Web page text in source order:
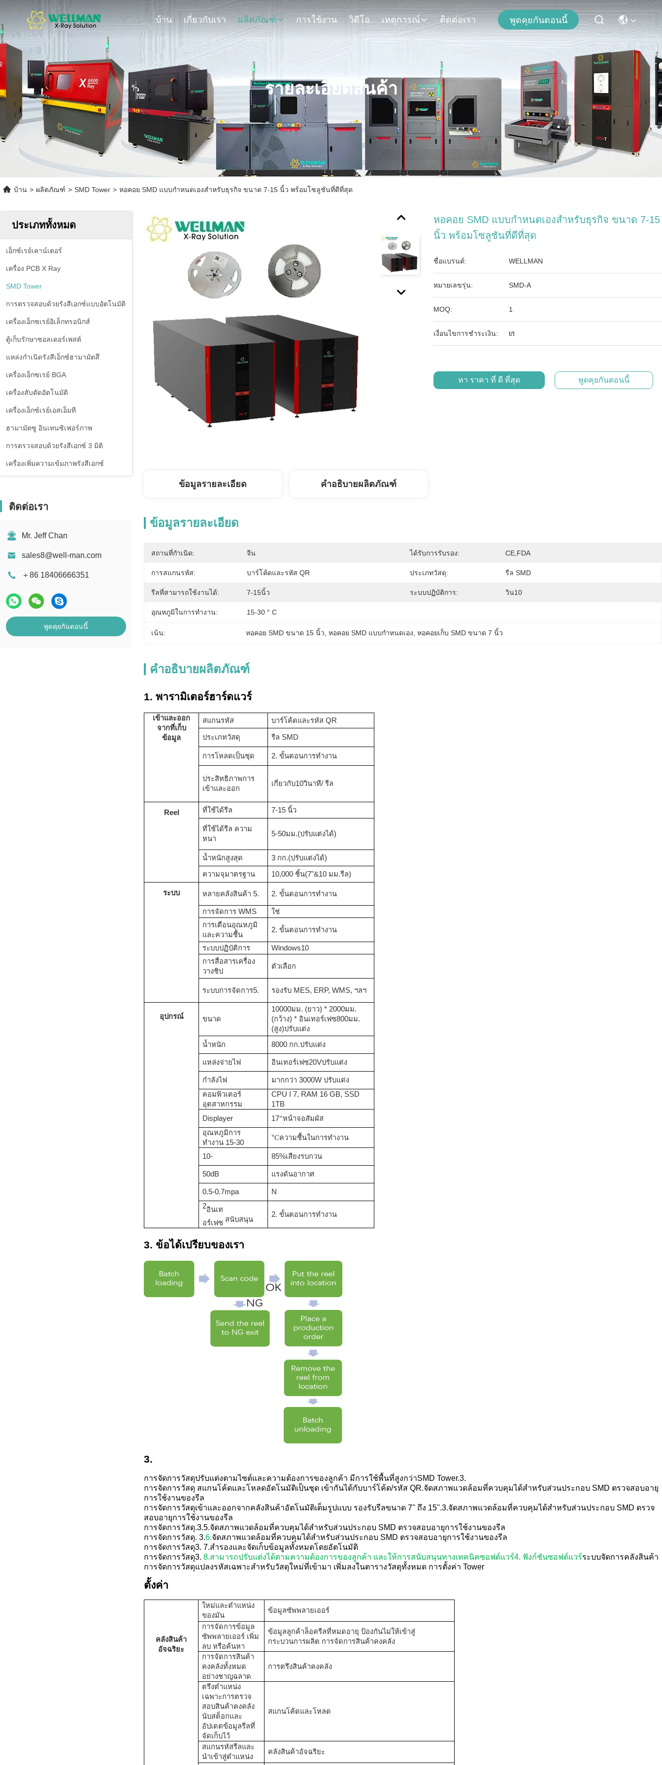
บ้าน เกี่ยวกับเรา ผลิตภัณฑ์ การใช้งาน วิดีโอ เหตุการณ์ ติดต่อเรา พูดคุยกันตอนนี้
รายละเอียดสินค้า
บ้าน > ผลิตภัณฑ์ > SMD Tower > หอคอย SMD แบบกำหนดเองสำหรับธุรกิจ ขนาด 7-15 นิ้ว พร้อมโซลูชันที่ดีที่สุด
ประเภททั้งหมด
เอ็กซ์เรย์เคาน์เตอร์
เครื่อง PCB X Ray
SMD Tower
การตรวจสอบด้วยรังสีเอกซ์แบบอัตโนมัติ
เครื่องเอ็กซเรย์อิเล็กทรอนิกส์
ตู้เก็บรักษาซอลเดอร์เพสต์
แหล่งกำเนิดรังสีเอ็กซ์ฮามามัตสึ
เครื่องเอ็กซเรย์ BGA
เครื่องสับตัดอัตโนมัติ
เครื่องเอ็กซ์เรย์เอสเอ็มที
ฮามามัตซู อินเทนซิเฟอร์ภาพ
การตรวจสอบด้วยรังสีเอกซ์ 3 มิติ
เครื่องเพิ่มความเข้มภาพรังสีเอกซ์
ติดต่อเรา
Mr. Jeff Chan
sales8@well-man.com
＋86 18406666351
พูดคุยกันตอนนี้
หอคอย SMD แบบกำหนดเองสำหรับธุรกิจ ขนาด 7-15
นิ้ว พร้อมโซลูชันที่ดีที่สุด
ชื่อแบรนด์: WELLMAN
หมายเลขรุ่น: SMD-A
MOQ: 1
เงื่อนไขการชำระเงิน: t/t
หา ราคา ที่ ดี ที่สุด พูดคุยกันตอนนี้
ข้อมูลรายละเอียด คำอธิบายผลิตภัณฑ์
ข้อมูลรายละเอียด
สถานที่กำเนิด: จีน ได้รับการรับรอง: CE,FDA
การสแกนรหัส: บาร์โค้ดและรหัส QR ประเภทวัสดุ: รีล SMD
รีลที่สามารถใช้งานได้: 7-15นิ้ว ระบบปฏิบัติการ: วิน10
อุณหภูมิในการทำงาน: 15-30 ° C
เน้น: หอคอย SMD ขนาด 15 นิ้ว หอคอย SMD แบบกำหนดเอง หอคอยเก็บ SMD ขนาด 7 นิ้ว
คำอธิบายผลิตภัณฑ์
1. พารามิเตอร์ฮาร์ดแวร์
เข้าและออก
จากที่เก็บ
ข้อมูล
สแกนรหัส บาร์โค้ดและรหัส QR
ประเภทวัสดุ รีล SMD
การโหลดเป็นชุด 2. ขั้นตอนการทำงาน
ประสิทธิภาพการ
เข้าและออก
เกี่ยวกับ10วินาที/รีล
Reel ที่ใช้ได้รีล 7-15 นิ้ว
ที่ใช้ได้รีล ความ
หนา
5-50มม.(ปรับแต่งได้)
น้ำหนักสูงสุด 3 กก.(ปรับแต่งได้)
ความจุมาตรฐาน 10,000 ชิ้น(7"&10 มม.รีล)
ระบบ หลายคลังสินค้า 5. 2. ขั้นตอนการทำงาน
การจัดการ WMS
ใช่
การเตือนอุณหภูมิ
และความชื้น
2. ขั้นตอนการทำงาน
ระบบปฏิบัติการ Windows10
การสื่อสารเครื่อง
วางชิป
ตัวเลือก
ระบบการจัดการ5. รองรับ MES, ERP,WMS, ฯลฯ
อุปกรณ์ ขนาด
10000มม. (ยาว) * 2000มม.
(กว้าง) * อินเทอร์เฟซ800มม.
(สูง)ปรับแต่ง
น้ำหนัก
8000 กก.ปรับแต่ง
แหล่งจ่ายไฟ อินเทอร์เฟซ20Vปรับแต่ง
กำลังไฟ
มากกว่า 3000W ปรับแต่ง
คอมพิวเตอร์
อุตสาหกรรม
CPU I 7, RAM 16 GB, SSD
1TB
Displayer 17”หน้าจอสัมผัส
อุณหภูมิการ
ทำงาน 15-30
°Cความชื้นในการทำงาน
10- 85%เสียงรบกวน
50dB แรงดันอากาศ
0.5-0.7mpa
N
2อินเท
อร์เฟซ สนับสนุน
2. ขั้นตอนการทำงาน
3. ข้อได้เปรียบของเรา
3.
การจัดการวัสดุปรับแต่งตามไซต์และความต้องการของลูกค้า มีการใช้พื้นที่สูงกว่าSMD Tower.3.
การจัดการวัสดุ สแกนโค้ดและโหลดอัตโนมัติเป็นชุด เข้ากันได้กับบาร์โค้ด/รหัส QR.จัดสภาพแวดล้อมที่ควบคุมได้สำหรับส่วนประกอบ SMD ตรวจสอบอายุ
การใช้งานของรีล
การจัดการวัสดุเข้าและออกจากคลังสินค้าอัตโนมัติเต็มรูปแบบ รองรับรีลขนาด 7'' ถึง 15''.3.จัดสภาพแวดล้อมที่ควบคุมได้สำหรับส่วนประกอบ SMD ตรวจ
สอบอายุการใช้งานของรีล
การจัดการวัสดุ.3.5.จัดสภาพแวดล้อมที่ควบคุมได้สำหรับส่วนประกอบ SMD ตรวจสอบอายุการใช้งานของรีล
การจัดการวัสดุ. 3.6.จัดสภาพแวดล้อมที่ควบคุมได้สำหรับส่วนประกอบ SMD ตรวจสอบอายุการใช้งานของรีล
การจัดการวัสดุ3. 7.สำรองและจัดเก็บข้อมูลทั้งหมดโดยอัตโนมัติ
การจัดการวัสดุ3. 8.สามารถปรับแต่งได้ตามความต้องการของลูกค้า และให้การสนับสนุนทางเทคนิคซอฟต์แวร์4. ฟังก์ชันซอฟต์แวร์ระบบจัดการคลังสินค้า
การจัดการวัสดุแปลงรหัสเฉพาะสำหรับวัสดุใหม่ที่เข้ามา เพิ่มลงในตารางวัสดุทั้งหมด การตั้งค่า Tower
ตั้งค่า
คลังสินค้า
อัจฉริยะ
ใหม่และตำแหน่ง
ของมัน
ข้อมูลซัพพลายเออร์
การจัดการข้อมูล
ซัพพลายเออร์ เพิ่ม
ลบ หรือค้นหา
ข้อมูลลูกค้าล็อครีลที่หมดอายุ ป้องกันไม่ให้เข้าสู่
กระบวนการผลิต การจัดการสินค้าคงคลัง
การจัดการสินค้า
คงคลังทั้งหมด
อย่างชาญฉลาด
การตรึงสินค้าคงคลัง
ตรึงตำแหน่ง
เฉพาะการตรวจ
สอบสินค้าคงคลัง
นับสต็อกและ
อัปเดตข้อมูลรีลที่
จัดเก็บไว้
สแกนโค้ดและโหลด
สแกนรหัสรีลและ
นำเข้าสู่ตำแหน่ง
คลังสินค้าอัจฉริยะ